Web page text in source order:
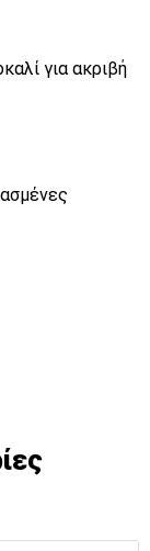
για ακριβή